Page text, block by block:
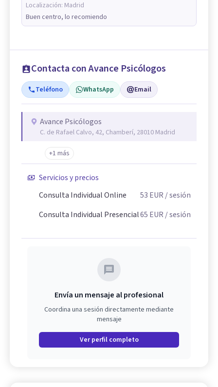
Localización: Madrid
Buen centro, lo recomiendo
Contacta con Avance Psicólogos
Teléfono WhatsApp Email
Avance Psicólogos
C. de Rafael Calvo, 42, Chamberí, 28010 Madrid
+1 más
Servicios y precios
Consulta Individual Online
53 EUR / sesión
Consulta Individual Presencial65 EUR / sesión
Envía un mensaje al profesional
Coordina una sesión directamente mediante
mensaje
Ver perfil completo